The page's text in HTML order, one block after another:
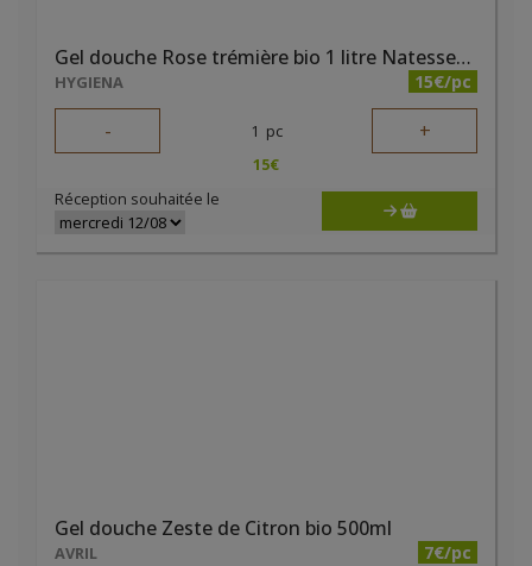
Gel douche Rose trémière bio 1 litre Natessence
HYGIENA 15€/pc
- 1 pc +
15€
Réception souhaitée le
Gel douche Zeste de Citron bio 500ml
AVRIL 7€/pc